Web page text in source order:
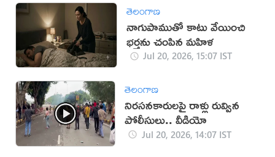
తెలంగాణ
నాగుపాముతో కాటు వేయించి
భర్తను చంపిన మహిళ
Jul 20, 2026, 15:07 IST
తెలంగాణ
నిరసనకారులపై రాళ్లు రువ్విన
పోలీసులు.. వీడియో
Jul 20, 2026, 14:07 IST